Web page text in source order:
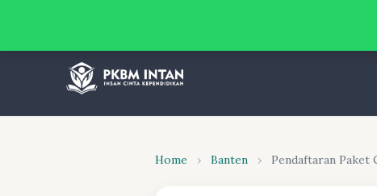
Home › Banten › Pendaftaran Paket